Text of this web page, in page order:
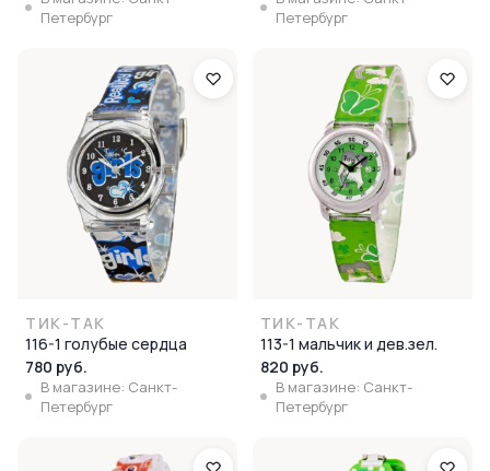
Петербург
Петербург
ТИК-ТАК
116-1 голубые сердца
780 руб.
В магазине: Санкт-
Петербург
ТИК-ТАК
113-1 мальчик и дев.зел.
820 руб.
В магазине: Санкт-
Петербург